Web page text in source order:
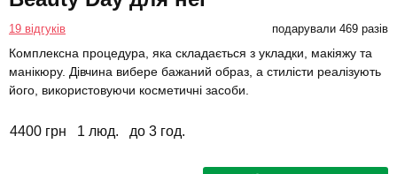
19 відгуків подарували 469 разів
Комплексна процедура, яка складається з укладки, макіяжу та
манікюру. Дівчина вибере бажаний образ, а стилісти реалізують
його, використовуючи косметичні засоби.
4400 грн 1 люд. до 3 год.